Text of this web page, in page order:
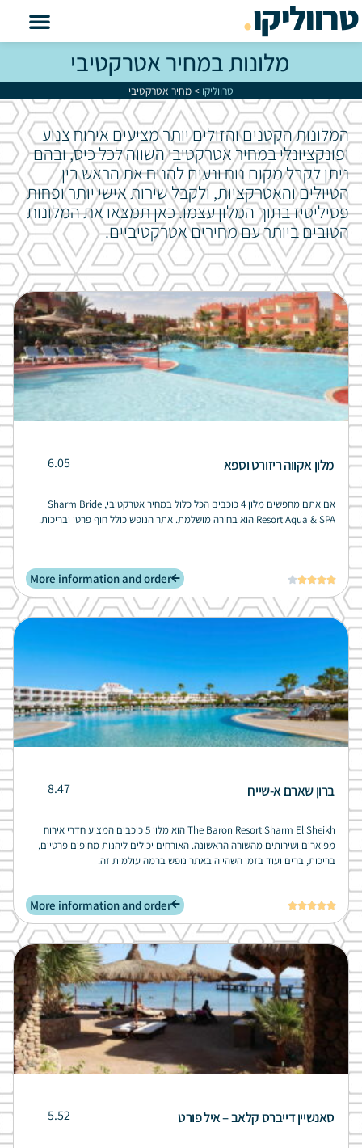
טרווליקו.
מלונות במחיר אטרקטיבי
טרווליקו >מחיר אטרקטיבי
המלונות הקטנים והזולים יותר מציעים אירוח צנוע
ופונקציונלי במחיר אטרקטיבי השווה לכל כיס, ובהם
ניתן לקבל מקום נוח ונעים להניח את הראש בין
הטיולים והאטרקציות, ולקבל שירות אישי יותר ופחות
פסיליטיז בתוך המלון עצמו. כאן תמצאו את המלונות
הטובים ביותר עם מחירים אטרקטיביים.
מלון אקווה ריזורט וספא 6.05
אם אתם מחפשים מלון 4 כוכבים הכל כלול במחיר אטרקטיבי, Sharm Bride
Resort Aqua & SPA הוא בחירה מושלמת. אתר הנופש כולל חוף פרטי ובריכות.





More information and order
ברון שארם א-שייח 8.47
The Baron Resort Sharm El Sheikh הוא מלון 5 כוכבים המציע חדרי אירוח
מפוארים ושירותים מהשורה הראשונה. האורחים יכולים ליהנות מחופים פרטיים,
בריכות, ברים ועוד בזמן השהייה באתר נופש ברמה עולמית זה.





More information and order
סאנשיין דייברס קלאב – איל פורט 5.52